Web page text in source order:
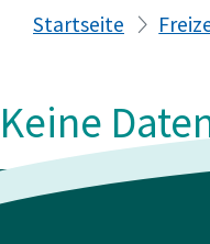
Startseite
Keine